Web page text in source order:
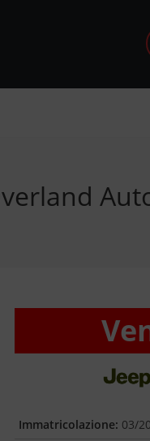
Immatricolazione: 03/